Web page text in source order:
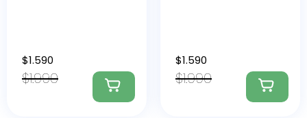
$1.990
$1.590
$1.990
$1.590